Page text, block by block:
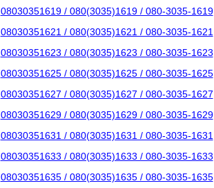
08030351619 / 080(3035)1619 / 080-3035-1619
08030351621 / 080(3035)1621 / 080-3035-1621
08030351623 / 080(3035)1623 / 080-3035-1623
08030351625 / 080(3035)1625 / 080-3035-1625
08030351627 / 080(3035)1627 / 080-3035-1627
08030351629 / 080(3035)1629 / 080-3035-1629
08030351631 / 080(3035)1631 / 080-3035-1631
08030351633 / 080(3035)1633 / 080-3035-1633
08030351635 / 080(3035)1635 / 080-3035-1635